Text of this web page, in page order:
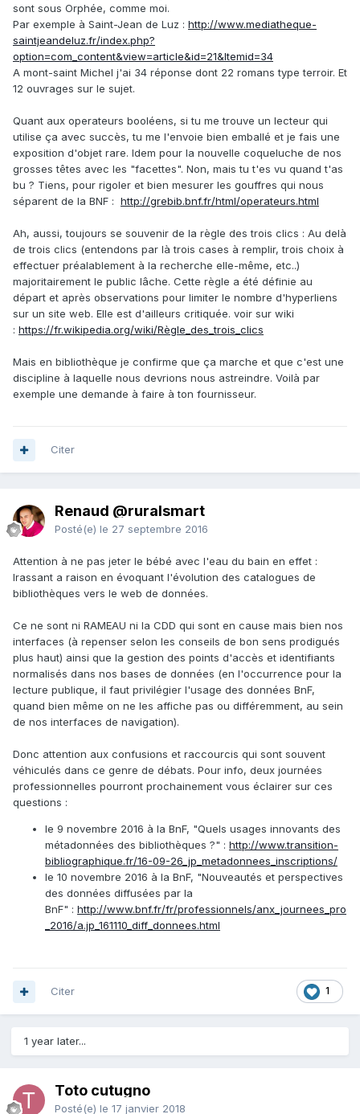
sont sous Orphée, comme moi.
Par exemple à Saint-Jean de Luz : http://www.mediatheque-
saintjeandeluz.fr/index.php?
option=com_content&view=article&id=21&Itemid=34
A mont-saint Michel j'ai 34 réponse dont 22 romans type terroir. Et
12 ouvrages sur le sujet.
Quant aux operateurs booléens, si tu me trouve un lecteur qui
utilise ça avec succès, tu me l'envoie bien emballé et je fais une
exposition d'objet rare. Idem pour la nouvelle coqueluche de nos
grosses têtes avec les "facettes". Non, mais tu t'es vu quand t'as
bu ? Tiens, pour rigoler et bien mesurer les gouffres qui nous
séparent de la BNF : http://grebib.bnf.fr/html/operateurs.html
Ah, aussi, toujours se souvenir de la règle des trois clics : Au delà
de trois clics (entendons par là trois cases à remplir, trois choix à
effectuer préalablement à la recherche elle-même, etc..)
majoritairement le public lâche. Cette règle a été définie au
départ et après observations pour limiter le nombre d'hyperliens
sur un site web. Elle est d'ailleurs critiquée. voir sur wiki
: https://fr.wikipedia.org/wiki/Règle_des_trois_clics
Mais en bibliothèque je confirme que ça marche et que c'est une
discipline à laquelle nous devrions nous astreindre. Voilà par
exemple une demande à faire à ton fournisseur.
Citer
Renaud @ruralsmart
Posté(e) le 27 septembre 2016
Attention à ne pas jeter le bébé avec l'eau du bain en effet :
Irassant a raison en évoquant l'évolution des catalogues de
bibliothèques vers le web de données.
Ce ne sont ni RAMEAU ni la CDD qui sont en cause mais bien nos
interfaces (à repenser selon les conseils de bon sens prodigués
plus haut) ainsi que la gestion des points d'accès et identifiants
normalisés dans nos bases de données (en l'occurrence pour la
lecture publique, il faut privilégier l'usage des données BnF,
quand bien même on ne les affiche pas ou différemment, au sein
de nos interfaces de navigation).
Donc attention aux confusions et raccourcis qui sont souvent
véhiculés dans ce genre de débats. Pour info, deux journées
professionnelles pourront prochainement vous éclairer sur ces
questions :
le 9 novembre 2016 à la BnF, "Quels usages innovants des
métadonnées des bibliothèques ?" : http://www.transition-
bibliographique.fr/16-09-26_jp_metadonnees_inscriptions/
le 10 novembre 2016 à la BnF, "Nouveautés et perspectives
des données diffusées par la
BnF" : http://www.bnf.fr/fr/professionnels/anx_journees_pro
_2016/a.jp_161110_diff_donnees.html
1
Citer
1 year later...
Toto cutugno
Posté(e) le 17 janvier 2018